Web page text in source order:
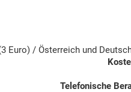
Euro) / Österreich und
Telefonische